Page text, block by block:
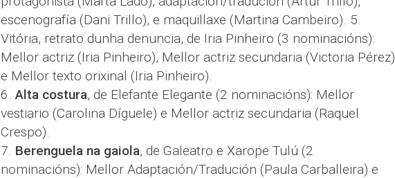
escenografía (Dani Trillo), e maquillaxe (Martina Cambeiro). 5.
Vitória, retrato dunha denuncia, de Iria Pinheiro (3 nominacións):
Mellor actriz (Iria Pinheiro), Mellor actriz secundaria (Victoria Pérez)
e Mellor texto orixinal (Iria Pinheiro).
6.Alta costura, de Elefante Elegante (2 nominacións): Mellor
vestiario (Carolina Díguele) e Mellor actriz secundaria (Raquel
Crespo).
7. Berenguela na gaiola, de Galeatro e Xarope Tulú (2
nominacións): Mellor Adaptación/Tradución (Paula Carballeira) e